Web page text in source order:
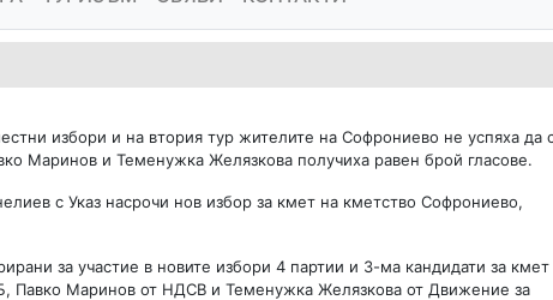
избори и на втория тур жителите на Софрониево не успяха да
Маринов и Теменужка Желязкова получиха равен брой гласове.
с Указ насрочи нов избор за кмет на кметство Софрониево,
за участие в новите избори 4 партии и 3-ма кандидати за кмет
Павко Маринов от НДСВ и Теменужка Желязкова от Движение за